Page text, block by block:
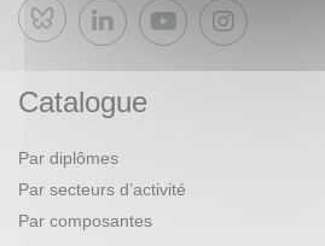
Bluesky
Catalogue
Par diplômes
Par secteurs d’activité
Par composantes